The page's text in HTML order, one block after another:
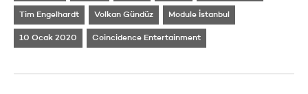
Tim Engelhardt Volkan Gündüz Module İstanbul
10 Ocak 2020 Coincidence Entertainment